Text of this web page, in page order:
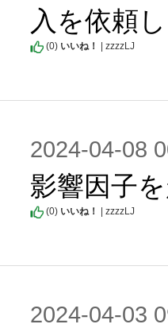
入を依頼
(0) いいね！ | zzzzLJ
2024-04-08
影響因子
(0) いいね！ | zzzzLJ
2024-04-03